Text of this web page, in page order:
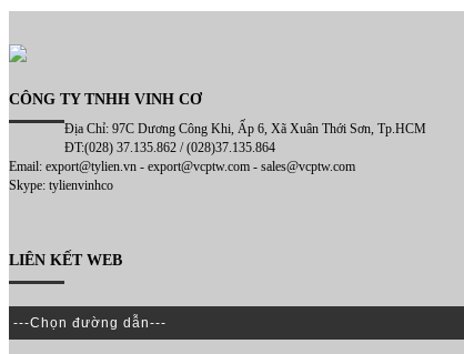
CÔNG TY TNHH VINH CƠ
Địa Chỉ: 97C Dương Công Khi, Ấp 6, Xã Xuân Thới Sơn, Tp.HCM
ĐT:(028) 37.135.862 / (028)37.135.864
Email: export@tylien.vn - export@vcptw.com - sales@vcptw.com
Skype: tylienvinhco
LIÊN KẾT WEB